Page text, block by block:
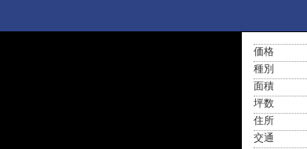
価格
種別
面積
坪数
住所
交通